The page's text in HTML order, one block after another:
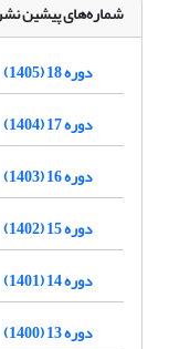
شماره‌های پیشین
دوره 18 (1405)
دوره 17 (1404)
دوره 16 (1403)
دوره 15 (1402)
دوره 14 (1401)
دوره 13 (1400)